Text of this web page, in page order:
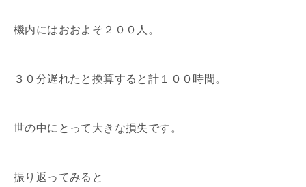
機内にはおおよそ２００人。
３０分遅れたと換算すると計１００時間。
世の中にとって大きな損失です。
振り返ってみると